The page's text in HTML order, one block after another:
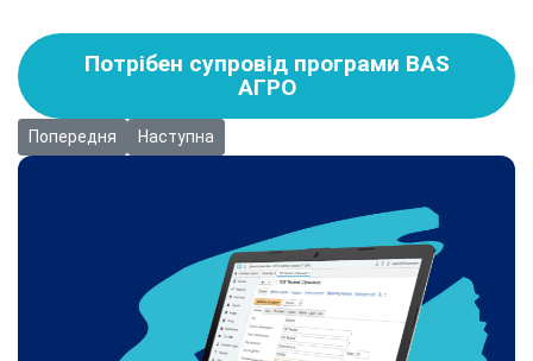
Потрібен супровід програми BAS
АГРО
Попередня стаття: Інструкція: Фіксована індексація в
Попередня Наступна стаття: Інструкція: Налаштування
Наступна